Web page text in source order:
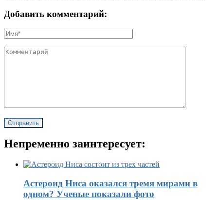
Добавить комментарий:
Непременно заинтересует:
Астероид Ниса оказался тремя мирами в
одном? Ученые показали фото